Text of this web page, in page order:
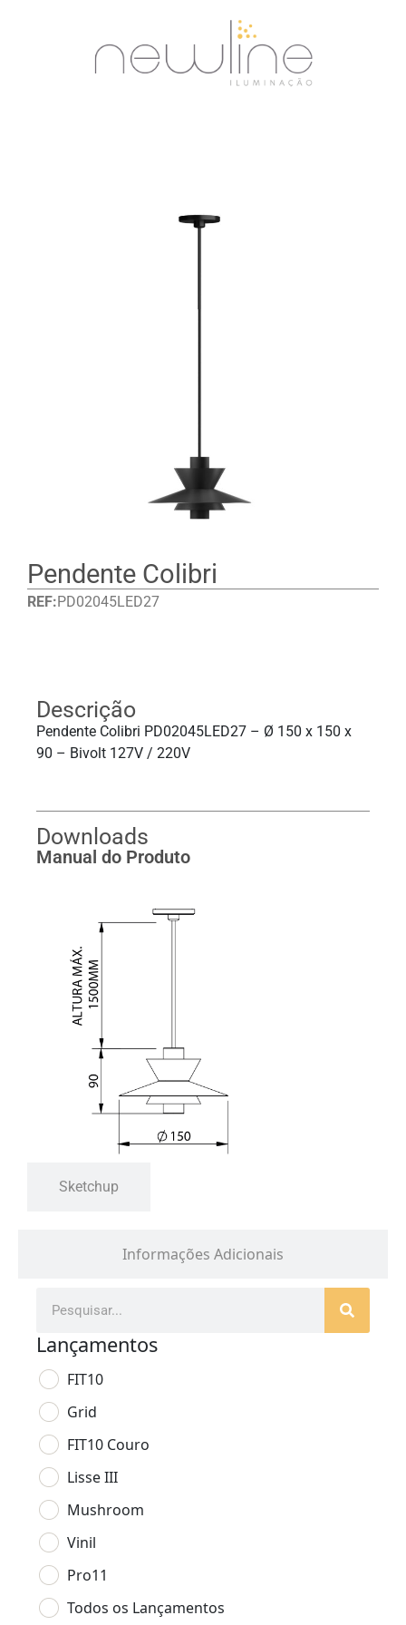
Pendente Colibri
REF: PD02045LED27
Informações Adicionais
Descrição
Pendente Colibri PD02045LED27 – Ø 150 x 150 x
90 – Bivolt 127V / 220V
Downloads
Manual do Produto
Sketchup
Lançamentos
FIT10
Grid
FIT10 Couro
Lisse III
Mushroom
Vinil
Pro11
Todos os Lançamentos